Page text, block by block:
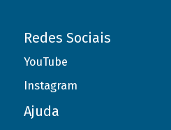
Redes Sociais
YouTube
Instagram
Ajuda